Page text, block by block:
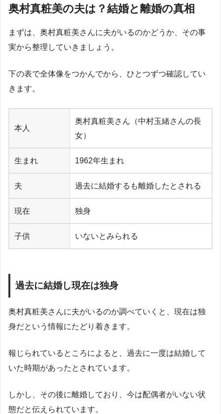
奥村真粧美の夫は？結婚と離婚の真相
まずは、奥村真粧美さんに夫がいるのかどうか、その事
実から整理していきましょう。
下の表で全体像をつかんでから、ひとつずつ確認してい
きます。
本人
奥村真粧美さん（中村玉緒さんの長
女）
生まれ 1962年生まれ
夫 過去に結婚するも離婚したとされる
現在 独身
子供 いないとみられる
過去に結婚し現在は独身
奥村真粧美さんに夫がいるのか調べていくと、現在は独
身だという情報にたどり着きます。
報じられているところによると、過去に一度は結婚して
いた時期があったとされています。
しかし、その後に離婚しており、今は配偶者がいない状
態だと伝えられています。